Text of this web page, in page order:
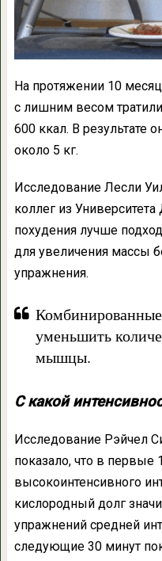
На протяжении 10
с лишним весом
600 ккал. В результате
около 5 кг.
Исследование Лесли
коллег из
похудения лучше
для увеличения массы
упражнения.
уменьшить
мышцы.
С какой
Исследование Рэйчел
показало, что в первые
высокоинтенсивного
кислородный долг
упражнений средней
следующие 30 минут